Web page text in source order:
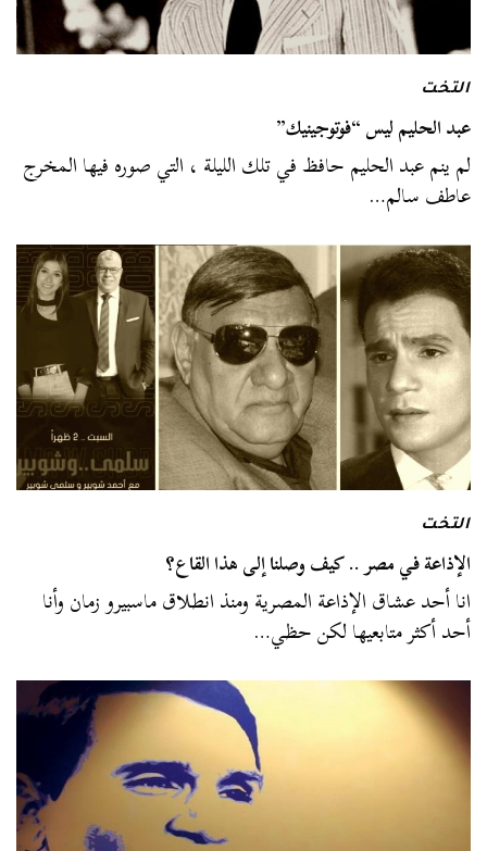
التخت
عبد الحليم ليس “فوتوجينيك”
لم ينم عبد الحليم حافظ في تلك الليلة ، التي صوره فيها المخرج
عاطف سالم…
التخت
الإذاعة في مصر .. كيف وصلنا إلى هذا القاع؟
انا أحد عشاق الإذاعة المصرية ومنذ انطلاق ماسبيرو زمان وأنا
أحد أكثر متابعيها لكن حظي…